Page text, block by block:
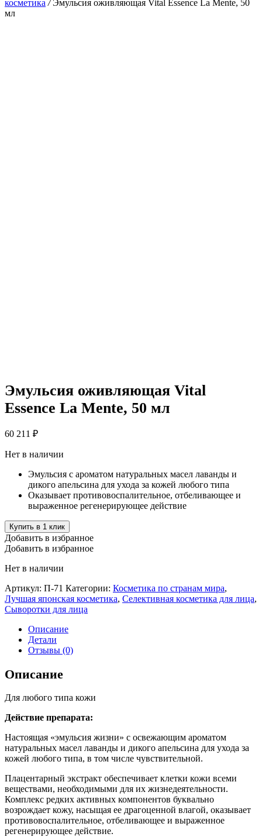
косметика /Эмульсия оживляющая Vital Essence La Mente, 50
мл
Эмульсия оживляющая Vital
Essence La Mente, 50 мл
60 211 ₽
Нет в наличии
Эмульсия с ароматом натуральных масел лаванды и
дикого апельсина для ухода за кожей любого типа
Оказывает противовоспалительное, отбеливающее и
выраженное регенерирующее действие
Купить в 1 клик
Добавить в избранное
Добавить в избранное
Нет в наличии
Артикул: П-71 Категории: Косметика по странам мира,
Лучшая японская косметика, Селективная косметика для лица,
Сыворотки для лица
Описание
Детали
Отзывы (0)
Описание
Для любого типа кожи
Действие препарата:
Настоящая «эмульсия жизни» с освежающим ароматом
натуральных масел лаванды и дикого апельсина для ухода за
кожей любого типа, в том числе чувствительной.
Плацентарный экстракт обеспечивает клетки кожи всеми
веществами, необходимыми для их жизнедеятельности.
Комплекс редких активных компонентов буквально
возрождает кожу, насыщая ее драгоценной влагой, оказывает
противовоспалительное, отбеливающее и выраженное
регенерирующее действие.